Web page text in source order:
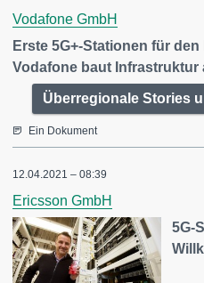
Vodafone GmbH
Erste 5G+-Stationen für
Vodafone baut Infrastruktur
Überregionale Stories
Ein Dokument
12.04.2021 – 08:39
Ericsson GmbH
5G-